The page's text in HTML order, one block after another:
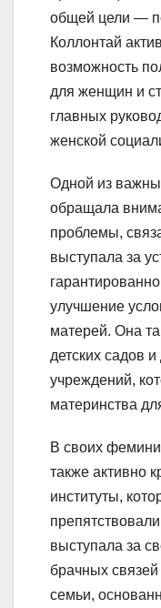
общей цели —
Коллонтай
возможность
для женщин и
главных
женской
Одной из
обращала
проблемы,
выступала за
улучшение
матерей. Она
детских садов
учреждений,
материнства
В своих
также активно
институты,
выступала за
брачных
семьи,